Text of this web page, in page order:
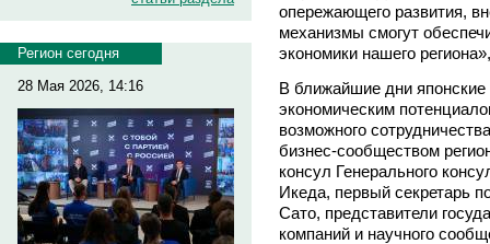
Регион сегодня
28 Мая 2026, 14:16
опережающего развития,
механизмы смогут
экономики нашего
В ближайшие дни японские
экономическим
возможного
бизнес-сообществом
консул Генерального
Икеда, первый секретарь
Сато, представители
компаний и научного